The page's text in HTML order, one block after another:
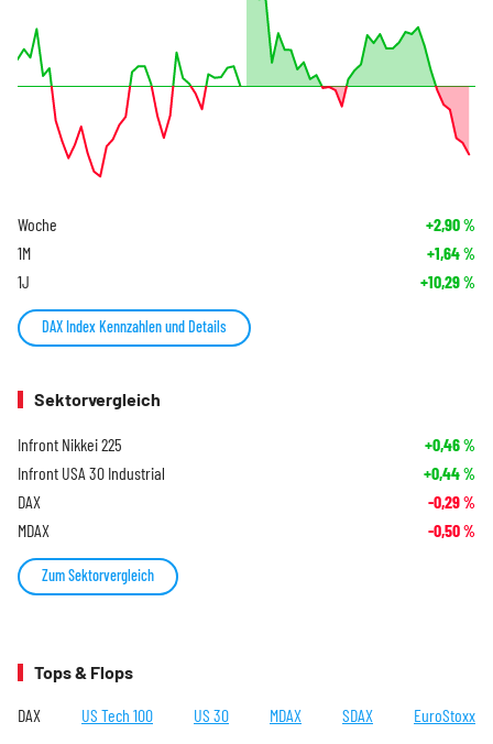
Woche +2,90%
1M +1,64%
1J +10,29%
DAX Index Kennzahlen und Details
Sektorvergleich
Infront Nikkei 225 +0,46%
Infront USA 30 Industrial +0,44%
DAX -0,29%
MDAX -0,50%
Zum Sektorvergleich
Tops & Flops
DAX US Tech 100 US 30 MDAX SDAX EuroStoxx